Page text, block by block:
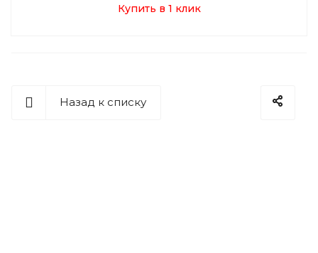
Купить в 1 клик
Назад к списку